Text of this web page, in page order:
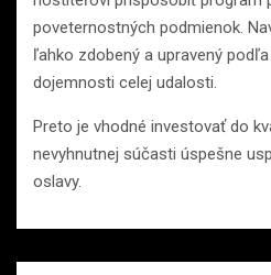
poveternostných podmienok.
ľahko zdobený a upravený
dojemnosti celej udalosti.
Preto je vhodné investovať do
nevyhnutnej súčasti úspešne
oslavy.